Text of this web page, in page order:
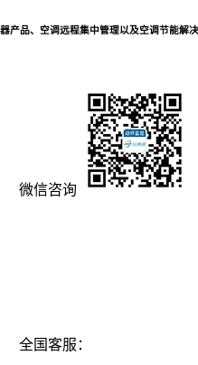
品、空调远程集中管理以及空调节能解
微信咨询
全国客服：